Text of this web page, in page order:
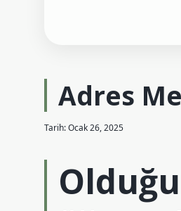
Adres
Tarih: Ocak 26, 2025